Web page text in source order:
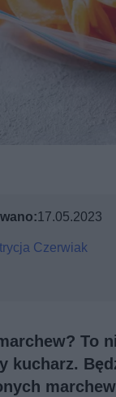
17.05.2023
Czerwiak
To
kucharz.